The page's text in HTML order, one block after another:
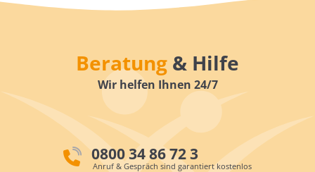
Beratung & Hilfe
Wir helfen Ihnen 24/7
0800 34 86 72 3
Anruf & Gespräch sind garantiert kostenlos